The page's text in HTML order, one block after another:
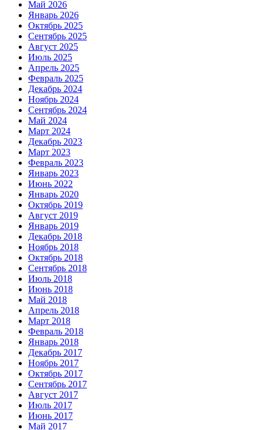
Май 2026
Январь 2026
Октябрь 2025
Сентябрь 2025
Август 2025
Июль 2025
Апрель 2025
Февраль 2025
Декабрь 2024
Ноябрь 2024
Сентябрь 2024
Май 2024
Март 2024
Декабрь 2023
Март 2023
Февраль 2023
Январь 2023
Июнь 2022
Январь 2020
Октябрь 2019
Август 2019
Январь 2019
Декабрь 2018
Ноябрь 2018
Октябрь 2018
Сентябрь 2018
Июль 2018
Июнь 2018
Май 2018
Апрель 2018
Март 2018
Февраль 2018
Январь 2018
Декабрь 2017
Ноябрь 2017
Октябрь 2017
Сентябрь 2017
Август 2017
Июль 2017
Июнь 2017
Май 2017